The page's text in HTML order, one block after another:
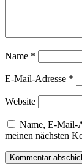
Name *
E-Mail-Adresse *
Website
Name, E-Mail-
meinen nächsten